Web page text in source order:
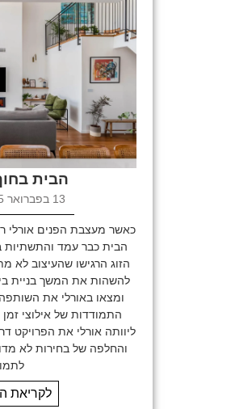
הבית
13 בפברואר 2025 | pnim
כאשר מעצבת הפנים אורלי
הבית כבר עמד והתשתיות
הזוג הרגישו שהעיצוב לא
להשהות את המשך בניית
ומצאו באורלי את
התמודדות של אילוצי זמן
ליוותה אורלי את הפרויקט
והחלפה של בחירות לא
לקריאת